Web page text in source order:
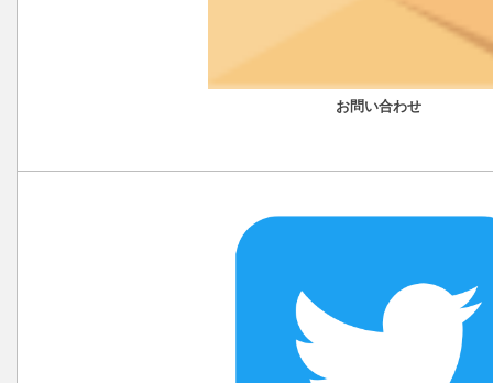
お問い合わせ